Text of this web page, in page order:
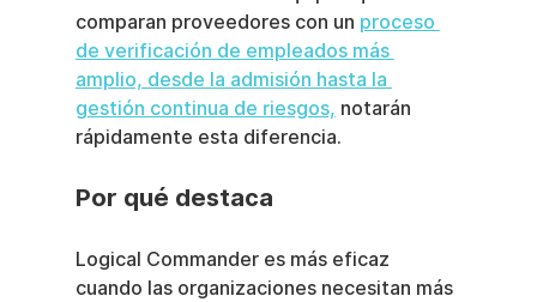
comparan proveedores con un proceso
de verificación de empleados más
amplio, desde la admisión hasta la
gestión continua de riesgos, notarán
rápidamente esta diferencia.
Por qué destaca
Logical Commander es más eficaz
cuando las organizaciones necesitan más